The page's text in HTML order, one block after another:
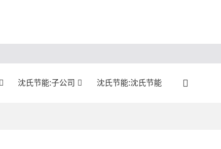
沈氏节能:子公司 沈氏节能:沈氏节能